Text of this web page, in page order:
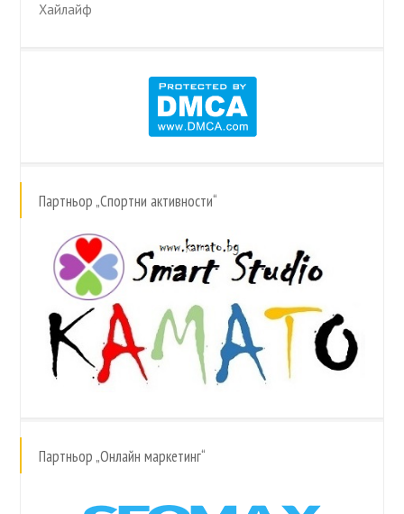
Хайлайф
Партньор „Спортни активности“
Партньор „Онлайн маркетинг“